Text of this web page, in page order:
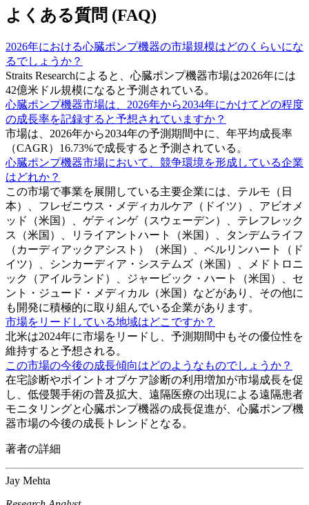
よくある質問 (FAQ)
2026年における心臓ポンプ機器の市場規模はどのくらいにな
るでしょうか？
Straits Researchによると、心臓ポンプ機器市場は2026年には
42億米ドル規模になると予測されている。
心臓ポンプ機器市場は、2026年から2034年にかけてどの程度
の成長率を記録すると予想されていますか？
市場は、2026年から2034年の予測期間中に、年平均成長率
（CAGR）16.73%で成長すると予測されている。
心臓ポンプ機器市場において、競争環境を形成している企業
はどれか？
この市場で事業を展開している主要企業には、テルモ（日
本）、フレゼニウス・メディカルケア（ドイツ）、アビオメ
ッド（米国）、ゲティンゲ（スウェーデン）、テレフレック
ス（米国）、リライアントハート（米国）、タンデムライフ
（カーディアックアシスト）（米国）、ベルリンハート（ド
イツ）、シンカーディア・システムズ（米国）、メドトロニ
ック（アイルランド）、ジャービック・ハート（米国）、セ
ント・ジュード・メディカル（米国）などがあり、その他に
も開発に積極的に取り組んでいる企業があります。
市場をリードしている地域はどこですか？
北米は2024年に市場をリードし、予測期間中もその優位性を
維持すると予想される。
この市場の今後の成長傾向はどのようなものでしょうか？
在宅診断やポイントオブケア診断の利用増加が市場成長を促
し、低侵襲手術の普及拡大、遠隔医療の出現による遠隔患者
モニタリングと心臓ポンプ機器の成長促進が、心臓ポンプ機
器市場の今後の成長トレンドとなる。
著者の詳細
Jay Mehta